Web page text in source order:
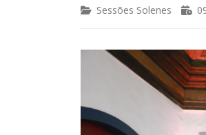
Sessões Solenes